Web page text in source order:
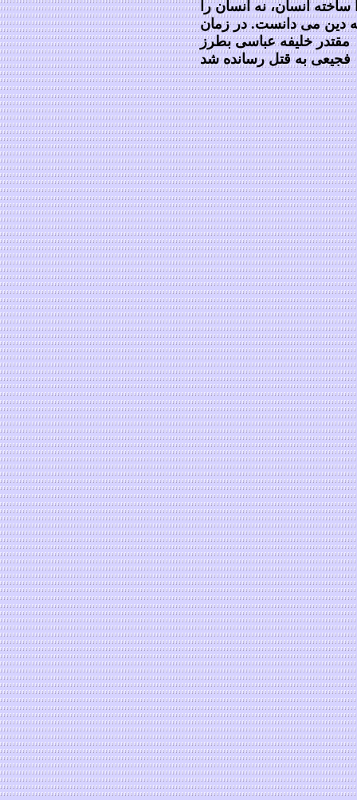
ساخته انسان، نه انسان را
دین می دانست. در زمان
مقتدر خلیفه عباسی بطرز
فجیعی به قتل رسانده شد